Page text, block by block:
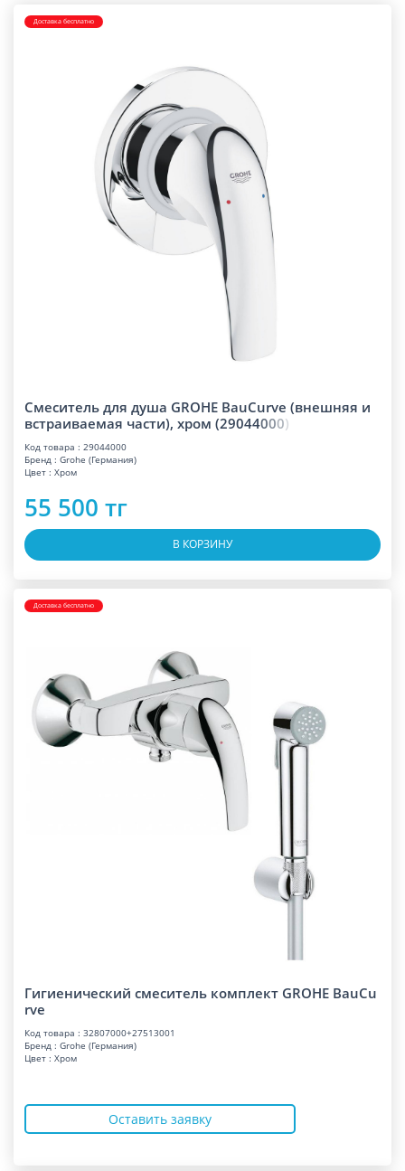
Доставка бесплатно
Смеситель для душа GROHE BauCurve (внешняя и
встраиваемая части), хром (29044000)
Код товара : 29044000
Бренд : Grohe (Германия)
Цвет : Хром
55 500 тг
В КОРЗИНУ
Доставка бесплатно
Гигиенический смеситель комплект GROHE BauCu
rve
Код товара : 32807000+27513001
Бренд : Grohe (Германия)
Цвет : Хром
Оставить заявку